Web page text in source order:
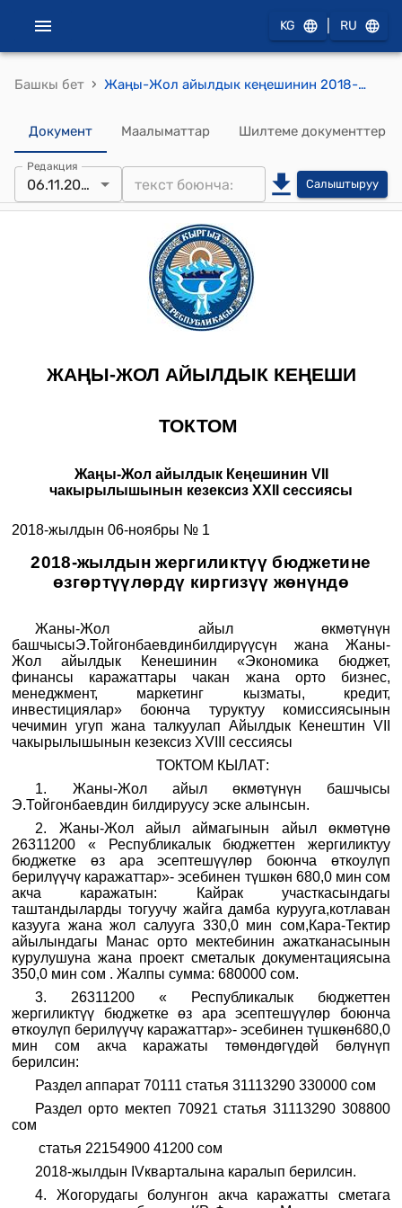
KG RU
Башкы бет › Жаңы-Жол айылдык кеңешинин 2018-жылдын 06-ноябрындагы № 1 "2018-жылдын жергиликтүү бюджетине өзгөртүүлөрдү киргизүү жөнүндө" токтому
Документ Маалыматтар Шилтеме документтер
Редакция
06.11.2018 Салыштыруу